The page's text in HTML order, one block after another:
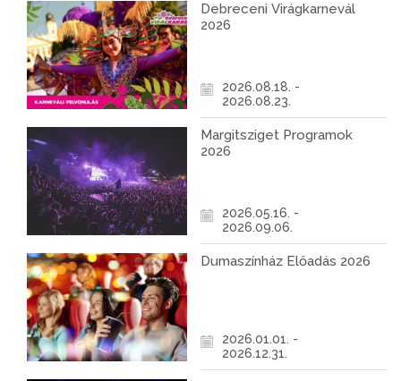
Debreceni Virágkarnevál
2026
2026.08.18. -
2026.08.23.
Margitsziget Programok
2026
2026.05.16. -
2026.09.06.
Dumaszínház Előadás 2026
2026.01.01. -
2026.12.31.